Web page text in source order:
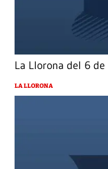
La Llorona del 6
LA LLORONA